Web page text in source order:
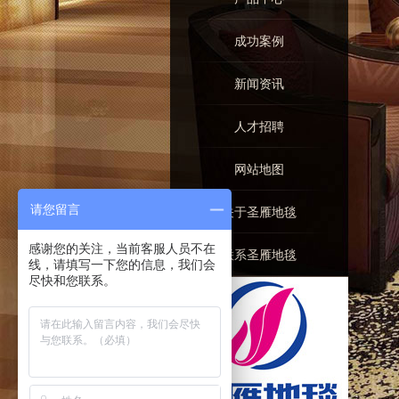
成功案例
新闻资讯
人才招聘
网站地图
关于圣雁地毯
联系圣雁地毯
请您留言
感谢您的关注，当前客服人员不在
线，请填写一下您的信息，我们会
尽快和您联系。